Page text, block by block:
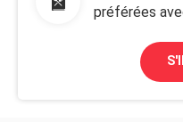
préférées